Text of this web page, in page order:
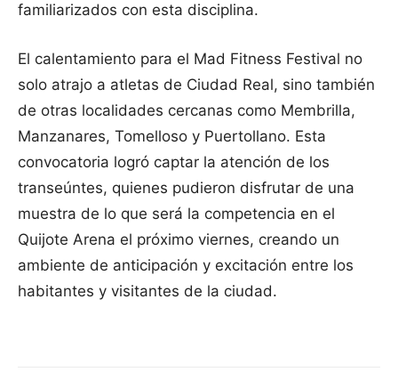
familiarizados con esta disciplina.
El calentamiento para el Mad Fitness Festival no
solo atrajo a atletas de Ciudad Real, sino también
de otras localidades cercanas como Membrilla,
Manzanares, Tomelloso y Puertollano. Esta
convocatoria logró captar la atención de los
transeúntes, quienes pudieron disfrutar de una
muestra de lo que será la competencia en el
Quijote Arena el próximo viernes, creando un
ambiente de anticipación y excitación entre los
habitantes y visitantes de la ciudad.